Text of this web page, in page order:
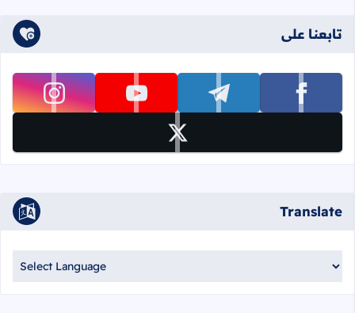
تابعنا على
تابعنا على telegram